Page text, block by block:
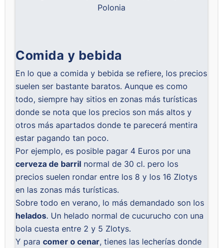
Polonia
Comida y bebida
En lo que a comida y bebida se refiere, los precios
suelen ser bastante baratos. Aunque es como
todo, siempre hay sitios en zonas más turísticas
donde se nota que los precios son más altos y
otros más apartados donde te parecerá mentira
estar pagando tan poco.
Por ejemplo, es posible pagar 4 Euros por una
cerveza de barril normal de 30 cl. pero los
precios suelen rondar entre los 8 y los 16 Zlotys
en las zonas más turísticas.
Sobre todo en verano, lo más demandado son los
helados. Un helado normal de cucurucho con una
bola cuesta entre 2 y 5 Zlotys.
Y paracomer o cenar, tienes las lecherías donde